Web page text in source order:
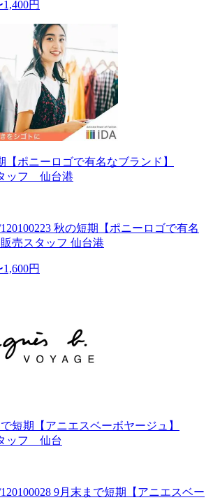
円
【ポニーロゴで有名なブランド】
ッフ 仙台港
秋の短期【ポニーロゴで有名
売スタッフ 仙台港
円
短期【アニエスベーボヤージュ】
ッフ 仙台
9月末まで短期【アニエスベー